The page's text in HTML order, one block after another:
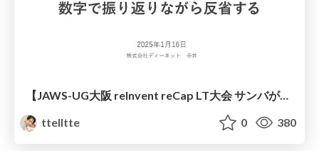
【JAWS-UG大阪 reInvent reCap LT大会 サンバが始まったら強制終了】“1分”で初めてのソロ参戦reInventを数字で振り返りながら反省する
ttelltte
0 380